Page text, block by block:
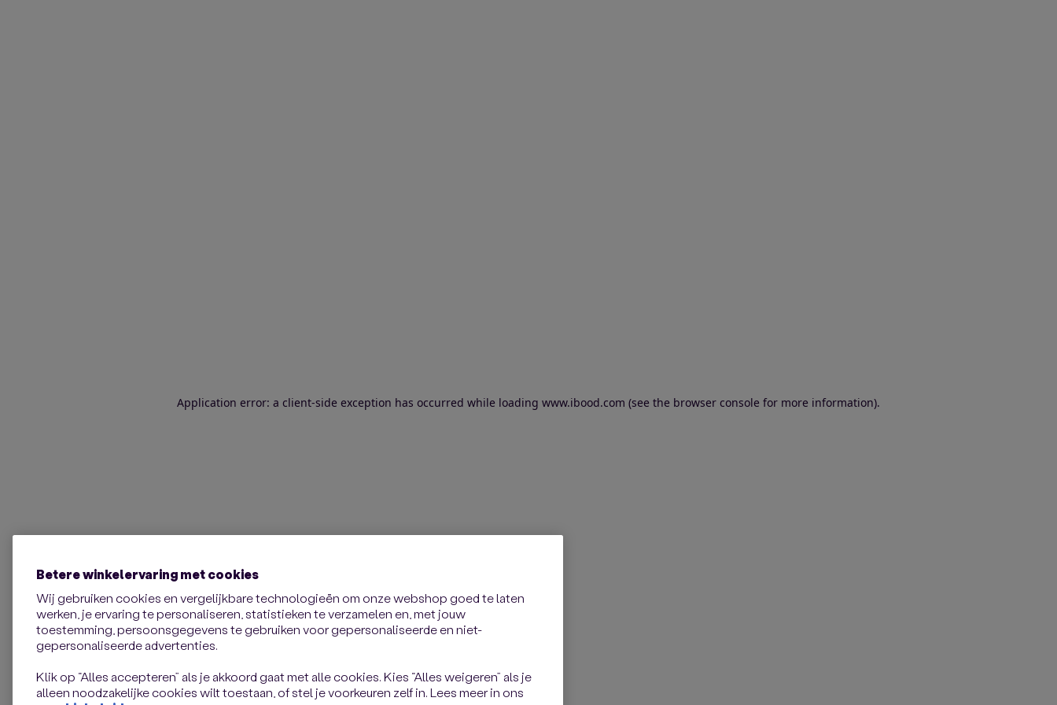
Application error: a client-side exception has occurred while loading www.ibood.com (see the browser console for more information).
Betere winkelervaring met cookies
Wij gebruiken cookies en vergelijkbare technologieën om onze webshop goed te laten
werken, je ervaring te personaliseren, statistieken te verzamelen en, met jouw
toestemming, persoonsgegevens te gebruiken voor gepersonaliseerde en niet-
gepersonaliseerde advertenties.
Klik op “Alles accepteren” als je akkoord gaat met alle cookies. Kies “Alles weigeren” als je
alleen noodzakelijke cookies wilt toestaan, of stel je voorkeuren zelf in. Lees meer in ons